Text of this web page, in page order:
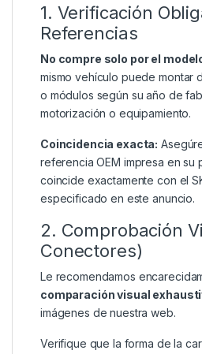
1. Verificación
Referencias
No compre solo por el
mismo vehículo puede montar
o módulos según su año de
motorización o equipamiento.
Coincidencia exacta:
referencia OEM impresa en su
coincide exactamente con el
especificado en este anuncio.
2. Comprobación
Conectores)
Le recomendamos
comparación visual
imágenes de nuestra web.
Verifique que la forma de la